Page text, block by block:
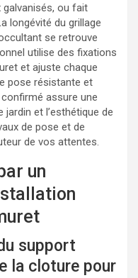
ou fait
longévité du grillage
se retrouve
utilise des fixations
et ajuste chaque
pose résistante et
assure une
et l’esthétique de
de pose et de
de vos attentes.
un
support
la cloture pour